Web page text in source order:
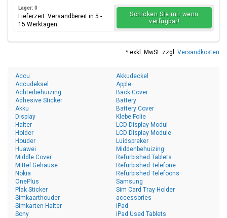
Lager: 0
Lieferzeit: Versandbereit in 5 -
15 Werktagen
Schicken Sie mir wenn
verfügbar!
* exkl. MwSt. zzgl. Versandkosten
Accu
Accudeksel
Achterbehuizing
Adhesive Sticker
Akku
Akkudeckel
Apple
Back Cover
Battery
Battery Cover
Display
Halter
Holder
Houder
Huawei
Klebe Folie
LCD Display Modul
LCD Display Module
Luidspreker
Middenbehuizing
Middle Cover
Mittel Gehäuse
Nokia
OnePlus
Plak Sticker
Refurbished Tablets
Refurbished Telefone
Refurbished Telefoons
Samsung
Sim Card Tray Holder
Simkaarthouder
Simkarten Halter
Sony
accessories
iPad
iPad Used Tablets